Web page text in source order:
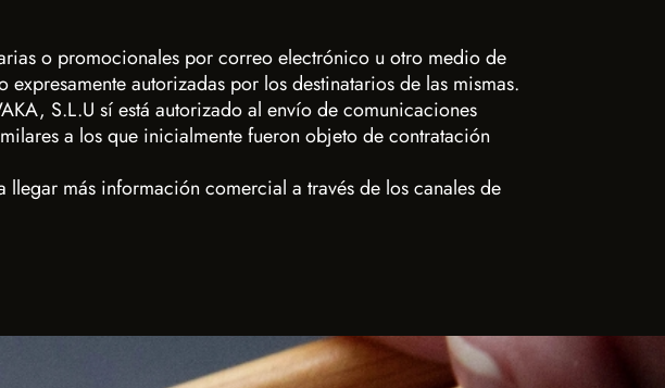
o promocionales por correo electrónico u otro medio de
autorizadas por los destinatarios de las mismas.
S.L.U sí está autorizado al envío de comunicaciones
a los que inicialmente fueron objeto de contratación
más información comercial a través de los canales de